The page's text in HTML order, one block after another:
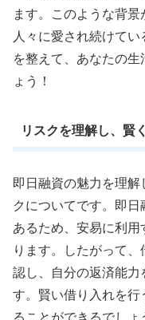
ます。このような背
人々に愛され続けて
を整えて、あなたの
ょう！
リスクを理解し、賢
即日融資の魅力を理
クについてです。即
あるため、安易に利
ります。したがって
認し、自分の返済能
す。賢い借り入れを
ることができるでしょ